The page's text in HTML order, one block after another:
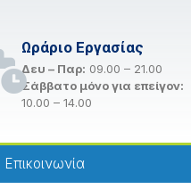
Ωράριο Εργασίας
Δευ – Παρ: 09.00 – 21.00
Σάββατο μόνο για επείγον:
10.00 – 14.00
Επικοινωνία